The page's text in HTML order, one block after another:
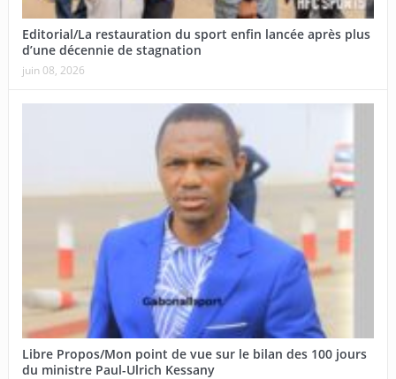
Editorial/La restauration du sport enfin lancée après plus
d’une décennie de stagnation
juin 08, 2026
Libre Propos/Mon point de vue sur le bilan des 100 jours
du ministre Paul-Ulrich Kessany